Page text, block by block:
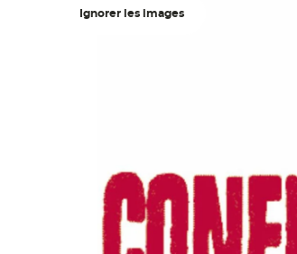
Ignorer les images